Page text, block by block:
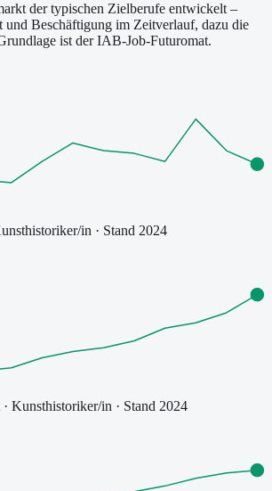
der typischen Zielberufe entwickelt –
und Beschäftigung im Zeitverlauf, dazu die
ist der IAB-Job-Futuromat.
in · Stand 2024
· Kunsthistoriker/in · Stand 2024